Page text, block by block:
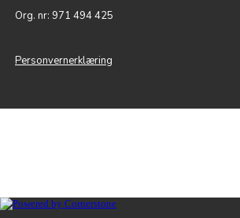
Org. nr: 971 494 425
Personvernerklæring